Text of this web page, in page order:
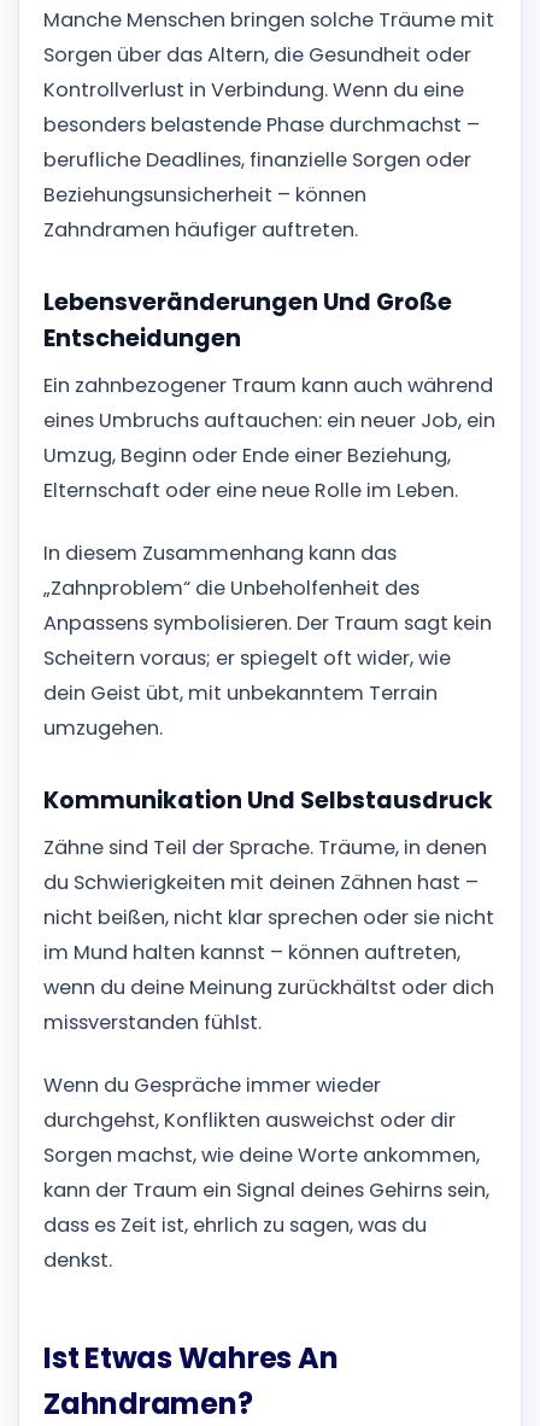
Manche Menschen bringen solche Träume mit
Sorgen über das Altern, die Gesundheit oder
Kontrollverlust in Verbindung. Wenn du eine
besonders belastende Phase durchmachst –
berufliche Deadlines, finanzielle Sorgen oder
Beziehungsunsicherheit – können
Zahndramen häufiger auftreten.
Lebensveränderungen Und Große
Entscheidungen
Ein zahnbezogener Traum kann auch während
eines Umbruchs auftauchen: ein neuer Job, ein
Umzug, Beginn oder Ende einer Beziehung,
Elternschaft oder eine neue Rolle im Leben.
In diesem Zusammenhang kann das
„Zahnproblem“ die Unbeholfenheit des
Anpassens symbolisieren. Der Traum sagt kein
Scheitern voraus; er spiegelt oft wider, wie
dein Geist übt, mit unbekanntem Terrain
umzugehen.
Kommunikation Und Selbstausdruck
Zähne sind Teil der Sprache. Träume, in denen
du Schwierigkeiten mit deinen Zähnen hast –
nicht beißen, nicht klar sprechen oder sie nicht
im Mund halten kannst – können auftreten,
wenn du deine Meinung zurückhältst oder dich
missverstanden fühlst.
Wenn du Gespräche immer wieder
durchgehst, Konflikten ausweichst oder dir
Sorgen machst, wie deine Worte ankommen,
kann der Traum ein Signal deines Gehirns sein,
dass es Zeit ist, ehrlich zu sagen, was du
denkst.
Ist Etwas Wahres An
Zahndramen?